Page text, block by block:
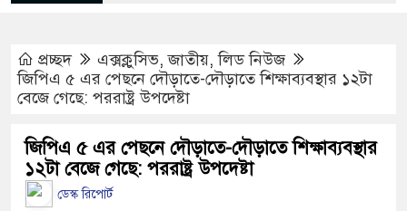
দুটি ফাইটার মোরগসহ ভারতীয় মালামাল জব্দ
থেকে চাঁদা আদায়, বিএনপির দুই নেতা বহিস্কার
তাহলে আ.লীগের দোষ কী ছিল: রুমিন ফারহানা
মানলেই খুলবে হরমুজ প্রণালি: ইরান
প্রচ্ছদ এক্সক্লুসিভ,জাতীয়,লিড নিউজ
জিপিএ ৫ এর পেছনে দৌড়াতে-দৌড়াতে শিক্ষাব্যবস্থার ১২টা
বেজে গেছে: পররাষ্ট্র উপদেষ্টা
জিপিএ ৫ এর পেছনে দৌড়াতে-দৌড়াতে শিক্ষাব্যবস্থার
১২টা বেজে গেছে: পররাষ্ট্র উপদেষ্টা
ডেস্ক রিপোর্ট